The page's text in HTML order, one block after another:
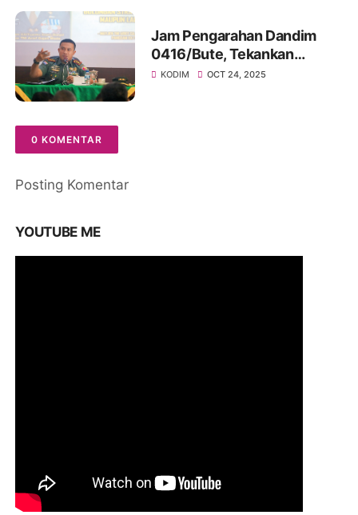
Jam Pengarahan Dandim
0416/Bute, Tekankan
Profesionalisme, Rasa
KODIM OCT 24, 2025
0 KOMENTAR
Posting Komentar
YOUTUBE ME